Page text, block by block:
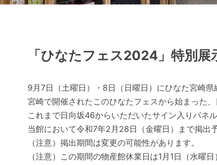
「ひなたフェス2024」特別展
9月7日（土曜日）・8日（日曜日）にひなた宮崎
宮崎で開催されたこのひなたフェスから始まった
これまで日向坂46からいただいたサイン入りパネ
当館において令和7年2月28日（金曜日）まで掲出
（注意）掲出期間は変更の可能性があります。
（注意）この期間の物産館休業日は1月1日（水曜